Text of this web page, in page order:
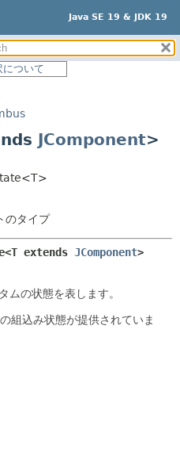
Java SE 19 & JDK 19
サマリー:
ネスト済
メソッド
詳細:
コンストラクタ
メソッド
について
JComponent>
のタイプ
extends JComponent>
の状態を表します。
組込み状態が提供されていま